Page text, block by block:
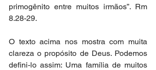
primogênito entre muitos irmãos”. Rm
8.28-29.
O texto acima nos mostra com muita
clareza o propósito de Deus. Podemos
defini-lo assim: Uma família de muitos